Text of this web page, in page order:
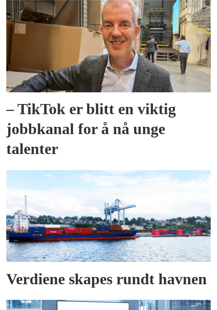
– TikTok er blitt en viktig
jobbkanal for å nå unge
talenter
Verdiene skapes rundt havnen